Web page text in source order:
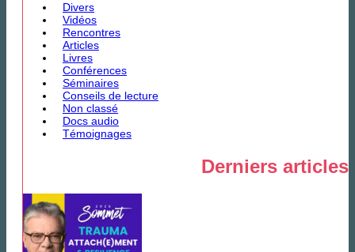
Divers
Vidéos
Rencontres
Articles
Livres
Conférences
Séminaires
Conseils de lecture
Non classé
Docs audio
Témoignages
Derniers articles